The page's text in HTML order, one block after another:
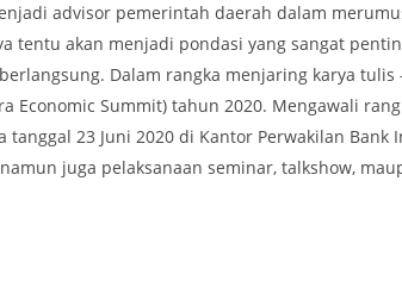
advisor pemerintah daerah dalam
tentu akan menjadi pondasi yang sangat
Dalam rangka menjaring karya tulis
Economic Summit) tahun 2020. Mengawali
23 Juni 2020 di Kantor Perwakilan
juga pelaksanaan seminar, talkshow,